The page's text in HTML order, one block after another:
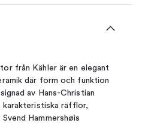
från Kähler är en elegant
där form och funktion
av Hans-Christian
karakteristiska räfflor,
Hammershøis